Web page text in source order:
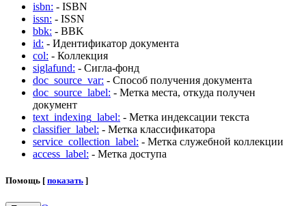
isbn: - ISBN
issn: - ISSN
bbk: - BBK
id: - Идентификатор документа
col: - Коллекция
siglafund: - Сигла-фонд
doc_source_var: - Способ получения документа
doc_source_label: - Метка места, откуда получен
документ
text_indexing_label: - Метка индексации текста
classifier_label: - Метка классификатора
service_collection_label: - Метка служебной коллекции
access_label: - Метка доступа
Помощь [ показать ]